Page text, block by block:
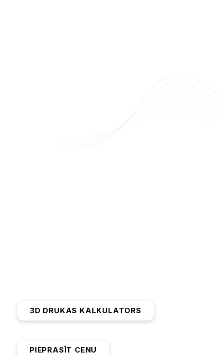
3D Factory —
3D DRUKAS KALKULATORS
PIEPRASĪT CENU